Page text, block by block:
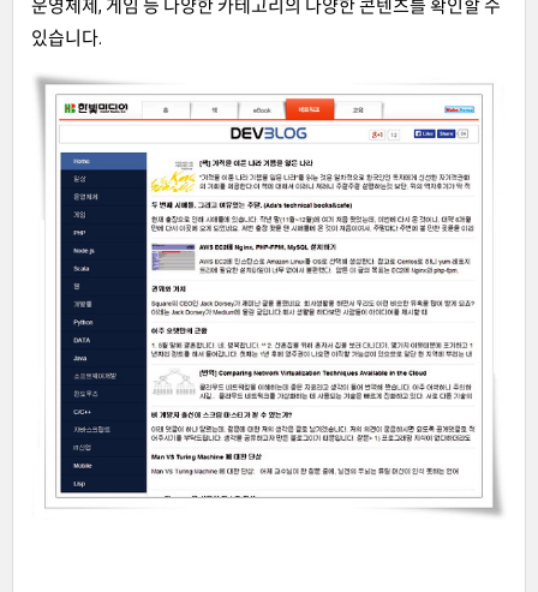
운영체제, 게임 등 다양한 카테고리의 다양한 콘텐츠를 확인할 수
있습니다.